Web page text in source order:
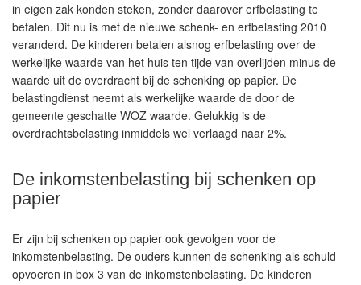
in eigen zak konden steken, zonder daarover erfbelasting te
betalen. Dit nu is met de nieuwe schenk- en erfbelasting 2010
veranderd. De kinderen betalen alsnog erfbelasting over de
werkelijke waarde van het huis ten tijde van overlijden minus de
waarde uit de overdracht bij de schenking op papier. De
belastingdienst neemt als werkelijke waarde de door de
gemeente geschatte WOZ waarde. Gelukkig is de
overdrachtsbelasting inmiddels wel verlaagd naar 2%.
De inkomstenbelasting bij schenken op
papier
Er zijn bij schenken op papier ook gevolgen voor de
inkomstenbelasting. De ouders kunnen de schenking als schuld
opvoeren in box 3 van de inkomstenbelasting. De kinderen